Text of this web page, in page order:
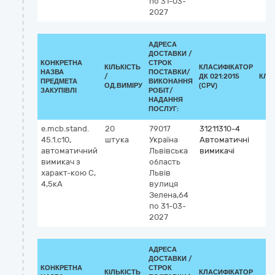
2027
КОНКРЕТНА
НАЗВА
ПРЕДМЕТА
ЗАКУПІВЛІ
КІЛЬКІСТЬ
/
ОД.ВИМІРУ
АДРЕСА
ДОСТАВКИ /
СТРОК
ПОСТАВКИ/
ВИКОНАННЯ
РОБІТ/
НАДАННЯ
ПОСЛУГ:
КЛАСИФІКАТОР
ДК 021:2015
(CPV)
e.mcb.stand.
45.1.c10,
автоматичний
вимикач з
характ-кою С,
4,5кА
20
штука
79017
Україна
Львівська
область
Львів
вулиця
Зелена,64
по 31-03-
2027
31211310-4
Автоматичні
вимикачі
КОНКРЕТНА
КІЛЬКІСТЬ
АДРЕСА
ДОСТАВКИ /
СТРОК
КЛАСИФІКАТОР